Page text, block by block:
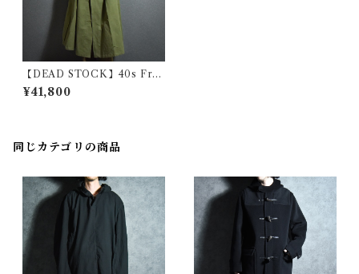
【DEAD STOCK】40s Fren
ch Army Motorcycle Coat
M35 WWⅡ フランス軍 モー
¥41,800
同じカテゴリの商品